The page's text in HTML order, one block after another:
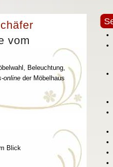
vom
Beleuchtung,
online der Möbelhaus
Blick